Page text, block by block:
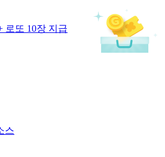
로또 10장 지급
스